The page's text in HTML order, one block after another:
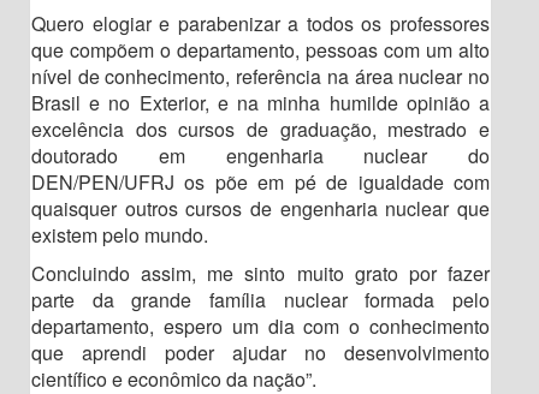
Quero elogiar e parabenizar a todos os professores
que compõem o departamento, pessoas com um alto
nível de conhecimento, referência na área nuclear no
Brasil e no Exterior, e na minha humilde opinião a
excelência dos cursos de graduação, mestrado e
doutorado em engenharia nuclear do
DEN/PEN/UFRJ os põe em pé de igualdade com
quaisquer outros cursos de engenharia nuclear que
existem pelo mundo.
Concluindo assim, me sinto muito grato por fazer
parte da grande família nuclear formada pelo
departamento, espero um dia com o conhecimento
que aprendi poder ajudar no desenvolvimento
científico e econômico da nação”.